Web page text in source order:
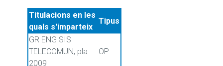
Titulacions en les
quals s'imparteix
Tipus
GR ENG SIS
TELECOMUN, pla
2009
OP